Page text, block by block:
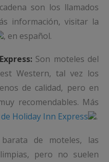
son los llamados
información, visitar la
, en español.
Son moteles del
Western, tal vez los
de calidad, pero en
recomendables. Más
Holiday Inn Express .
de moteles, las
pero no suelen